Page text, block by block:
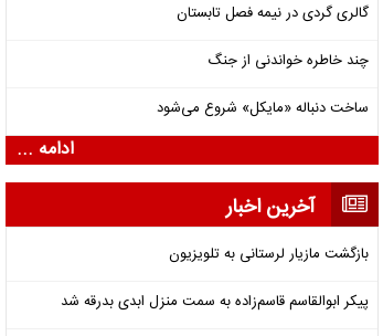
گالری گردی در نیمه فصل تابستان
چند خاطره خواندنی از جنگ
ساخت دنباله «مایکل» شروع می‌شود
ادامه ...
آخرین اخبار
بازگشت مازیار لرستانی به تلویزیون
پیکر ابوالقاسم قاسم‌زاده به سمت منزل ابدی بدرقه شد